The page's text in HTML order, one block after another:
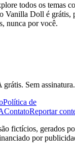
todos os temas
Vanilla Doll é grátis,
nunca por você.
Sem
Política de
ContatoReportar
fictícios, gerados
por